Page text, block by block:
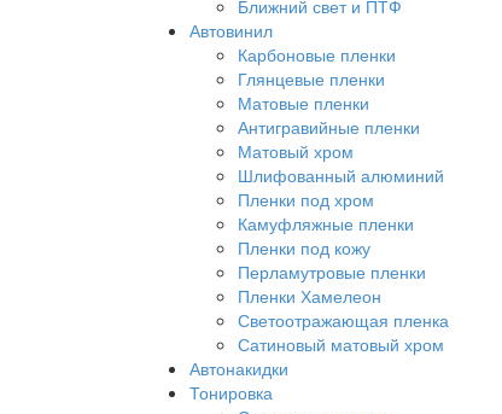
Ближний свет и ПТФ
Автовинил
Карбоновые пленки
Глянцевые пленки
Матовые пленки
Антигравийные пленки
Матовый хром
Шлифованный алюминий
Пленки под хром
Камуфляжные пленки
Пленки под кожу
Перламутровые пленки
Пленки Хамелеон
Светоотражающая пленка
Сатиновый матовый хром
Автонакидки
Тонировка